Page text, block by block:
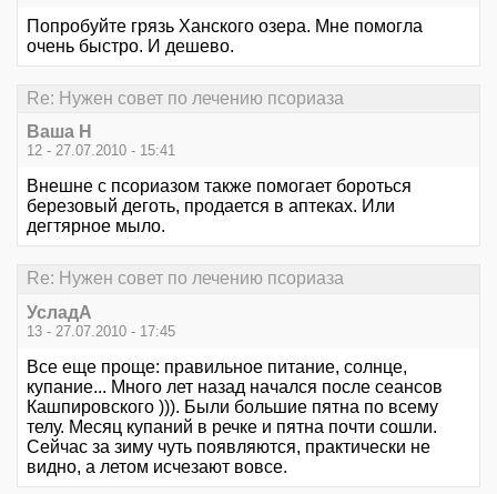
Попробуйте грязь Ханского озера. Мне помогла
очень быстро. И дешево.
Re: Нужен совет по лечению псориаза
Ваша Н
12 - 27.07.2010 - 15:41
Внешне с псориазом также помогает бороться
березовый деготь, продается в аптеках. Или
дегтярное мыло.
Re: Нужен совет по лечению псориаза
УсладА
13 - 27.07.2010 - 17:45
Все еще проще: правильное питание, солнце,
купание... Много лет назад начался после сеансов
Кашпировского ))). Были большие пятна по всему
телу. Месяц купаний в речке и пятна почти сошли.
Сейчас за зиму чуть появляются, практически не
видно, а летом исчезают вовсе.